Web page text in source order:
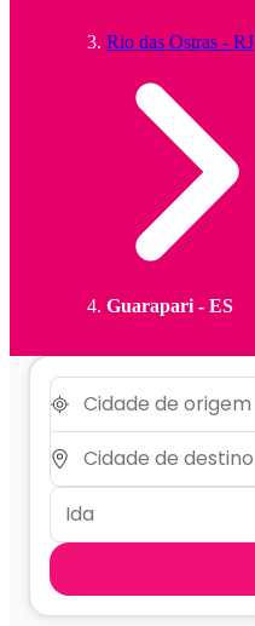
Rio das Ostras - RJ
Guarapari - ES